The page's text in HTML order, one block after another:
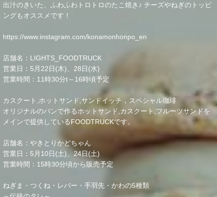
出汁のきいた、ふわふわトロトロのたこ焼き♪ チーズやねぎのトッピ
ングもオススメです！
https://www.instagram.com/konamonhonpo_en
店舗名：LIGHTS_FOODTRUCK
営業日：5月22日(木)、28日(水)
営業時間：11時30分t～16時頃予定
カスクート,ホットサンド,サンドイッチ，スペシャル珈琲
オリジナルのパンで作るホットサンド,カスクート,フルーツサンドを
メインで提供しているFOODTRUCKです。
店舗名：やきとりかどちゃん
営業日：5月10日(土)、24日(土)
営業時間：15時30分頃から販売予定
ねぎま・つくね・レバー・手羽先・かわの5種類